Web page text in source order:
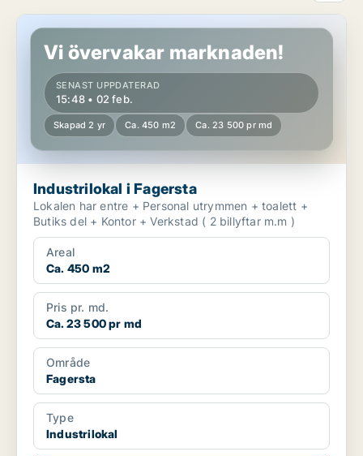
Industrilokal i Fagersta
Vi övervakar marknaden!
SENAST UPPDATERAD
15:48 • 02 feb.
Skapad 2 yr Ca. 450 m2 Ca. 23 500 pr md
Industrilokal i Fagersta
Lokalen har entre + Personal utrymmen + toalett +
Butiks del + Kontor + Verkstad ( 2 billyftar m.m )
Areal
Ca. 450 m2
Pris pr. md.
Ca. 23 500 pr md
Område
Fagersta
Type
Industrilokal